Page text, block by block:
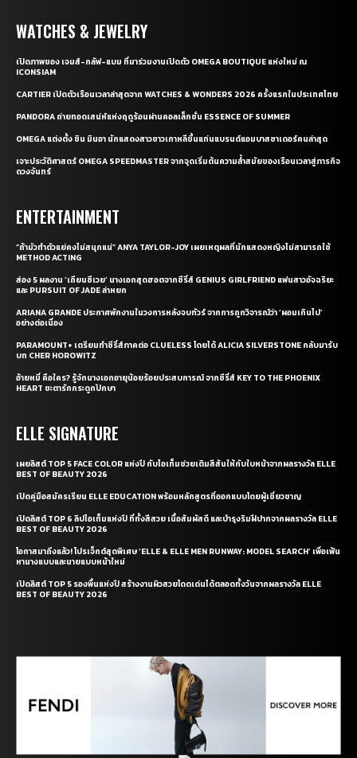
WATCHES & JEWELRY
เปิดภาพของ เจมส์-กลัฟ-แบม ที่มาร่วมงานเปิดตัว OMEGA BOUTIQUE แห่งใหม่ ณ
ICONSIAM
CARTIER เปิดตัวเรือนเวลาล่าสุดจาก WATCHES & WONDERS 2026 ครั้งแรกในประเทศไทย
PANDORA ถ่ายทอดเสน่ห์แห่งฤดูร้อนผ่านคอลเล็กชั่น ESSENCE OF SUMMER
OMEGA แต่งตั้ง ชิน มินอา นักแสดงสาวชาวเกาหลีขึ้นแท่นแบรนด์แอมบาสซาเดอร์คนล่าสุด
เจาะประวัติศาสตร์ OMEGA SPEEDMASTER จากจุดเริ่มต้นความล้ำสมัยของเรือนเวลาสู่ภารกิจ
ดวงจันทร์
ENTERTAINMENT
“ถ้ามัวทำตัวแย่คงไม่สนุกแน่” ANYA TAYLOR-JOY เผยเหตุผลที่นักแสดงหญิงไม่สามารถใช้
METHOD ACTING
ส่อง 5 ผลงาน ‘เถียนซีเวย’ นางเอกสุดฮอตจากซีรี่ส์ GENIUS GIRLFRIEND แฟนสาวอัจฉริยะ
และ PURSUIT OF JADE ล่าหยก
ARIANA GRANDE ประกาศพักงานในวงการหลังจบทัวร์ จากการถูกวิจารณ์ว่า ‘ผอมเกินไป’
อย่างต่อเนื่อง
PARAMOUNT+ เตรียมทำซีรี่ส์ภาคต่อ CLUELESS โดยได้ ALICIA SILVERSTONE กลับมารับ
บท CHER HOROWITZ
อ้ายหมี่ คือใคร? รู้จักนางเอกอายุน้อยร้อยประสบการณ์ จากซีรี่ส์ KEY TO THE PHOENIX
HEART ชะตารักกระดูกปักษา
ELLE SIGNATURE
เผยลิสต์ TOP 5 FACE COLOR แห่งปี กับไอเท็มช่วยเติมสีสันให้กับใบหน้าจากผลรางวัล ELLE
BEST OF BEAUTY 2026
เปิดคู่มือสมัครเรียน ELLE EDUCATION พร้อมหลักสูตรที่ออกแบบโดยผู้เชี่ยวชาญ
เปิดลิสต์ TOP 6 ลิปไอเท็มแห่งปี ที่ทั้งสีสวย เนื้อสัมผัสดี และบำรุงริมฝีปากจากผลรางวัล ELLE
BEST OF BEAUTY 2026
โอกาสมาถึงแล้ว! โปรเจ็กต์สุดพิเศษ ‘ELLE & ELLE MEN RUNWAY: MODEL SEARCH’ เพื่อเฟ้น
หานางแบบและนายแบบหน้าใหม่
เปิดลิสต์ TOP 5 รองพื้นแห่งปี สร้างงานผิวสวยโดดเด่นได้ตลอดทั้งวันจากผลรางวัล ELLE
BEST OF BEAUTY 2026